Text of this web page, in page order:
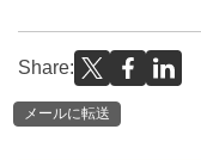
Share:
メールに転送